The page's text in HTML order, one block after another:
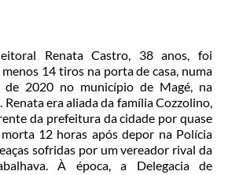
Renata Castro, 38 anos, foi
14 tiros na porta de casa, numa
de 2020 no município de Magé, na
Renata era aliada da família Cozzolino,
da prefeitura da cidade por quase
12 horas após depor na Polícia
sofridas por um vereador rival da
À época, a Delegacia de